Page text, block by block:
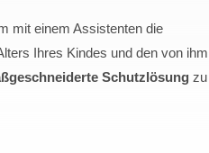
mit einem Assistenten die
Ihres Kindes und den von ihm
Schutzlösungzu